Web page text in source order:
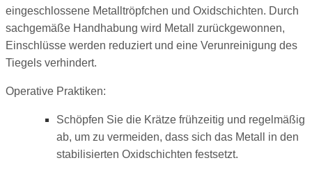
eingeschlossene Metalltröpfchen und Oxidschichten. Durch
sachgemäße Handhabung wird Metall zurückgewonnen,
Einschlüsse werden reduziert und eine Verunreinigung des
Tiegels verhindert.
Operative Praktiken:
Schöpfen Sie die Krätze frühzeitig und regelmäßig
ab, um zu vermeiden, dass sich das Metall in den
stabilisierten Oxidschichten festsetzt.